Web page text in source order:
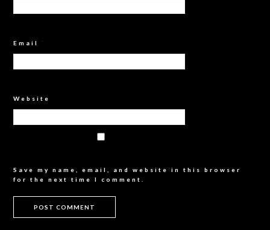
Email *
Website
Save my name, email, and website in this browser
for the next time I comment.